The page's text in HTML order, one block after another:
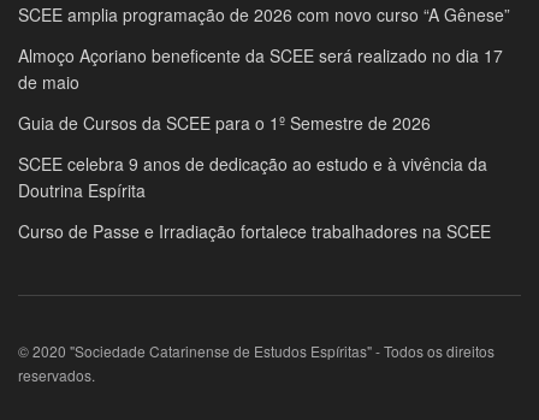
SCEE amplia programação de 2026 com novo curso “A Gênese”
Almoço Açoriano beneficente da SCEE será realizado no dia 17
de maio
Guia de Cursos da SCEE para o 1º Semestre de 2026
SCEE celebra 9 anos de dedicação ao estudo e à vivência da
Doutrina Espírita
Curso de Passe e Irradiação fortalece trabalhadores na SCEE
© 2020 "Sociedade Catarinense de Estudos Espíritas" - Todos os direitos
reservados.